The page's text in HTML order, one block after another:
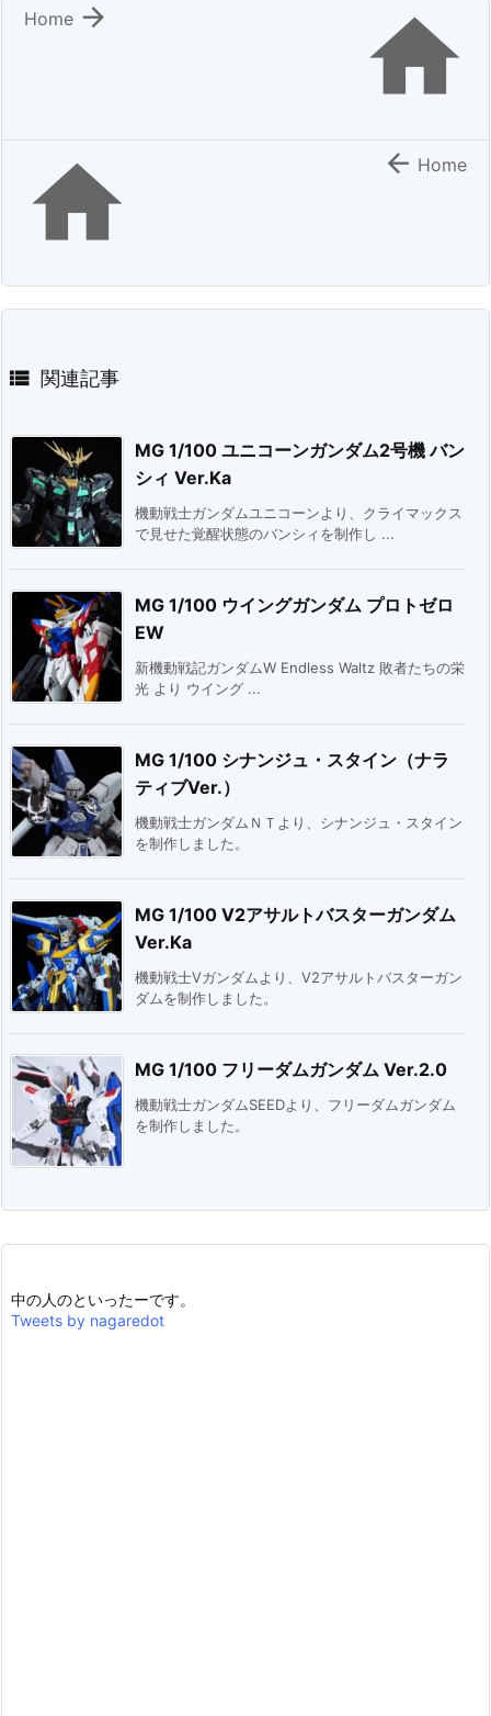


Home
  Home
 関連記事
MG 1/100 ユニコーンガンダム2号機 バン
シィ Ver.Ka
機動戦士ガンダムユニコーンより、クライマックス
で見せた覚醒状態のバンシィを制作し ...
MG 1/100 ウイングガンダム プロトゼロ
EW
新機動戦記ガンダムW Endless Waltz 敗者たちの栄
光 より ウイング ...
MG 1/100 シナンジュ・スタイン（ナラ
ティブVer.）
機動戦士ガンダムＮＴより、シナンジュ・スタイン
を制作しました。
MG 1/100 V2アサルトバスターガンダム
Ver.Ka
機動戦士Vガンダムより、V2アサルトバスターガン
ダムを制作しました。
MG 1/100 フリーダムガンダム Ver.2.0
機動戦士ガンダムSEEDより、フリーダムガンダム
を制作しました。
中の人のといったーです。
Tweets by nagaredot